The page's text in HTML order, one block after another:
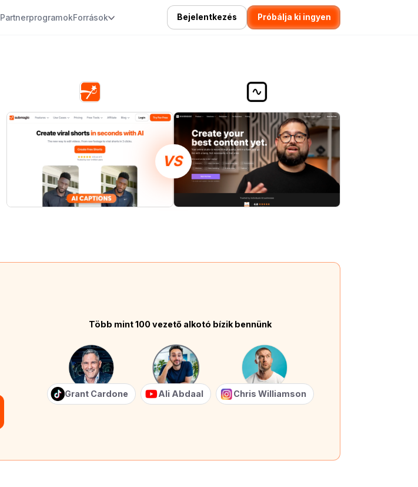
PartnerprogramokForrások Bejelentkezés Próbálja ki ingyen
VS
Több mint 100 vezető alkotó bízik bennünk
Grant Cardone Ali Abdaal Chris Williamson